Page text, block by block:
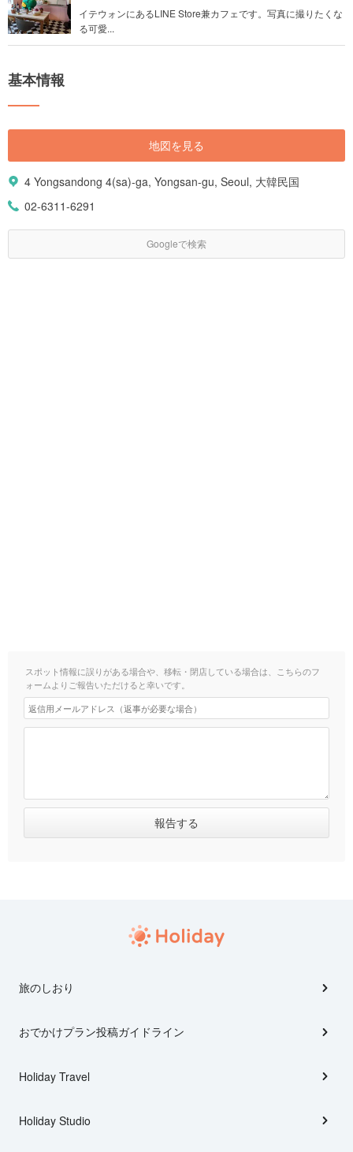
イテウォンにあるLINE Store兼カフェです。写真に撮りたくな
る可愛...
基本情報
地図を見る
4 Yongsandong 4(sa)-ga, Yongsan-gu, Seoul, 大韓民国
02-6311-6291
Googleで検索
スポット情報に誤りがある場合や、移転・閉店している場合は、こちらのフ
ォームよりご報告いただけると幸いです。
旅のしおり
おでかけプラン投稿ガイドライン
Holiday Travel
Holiday Studio